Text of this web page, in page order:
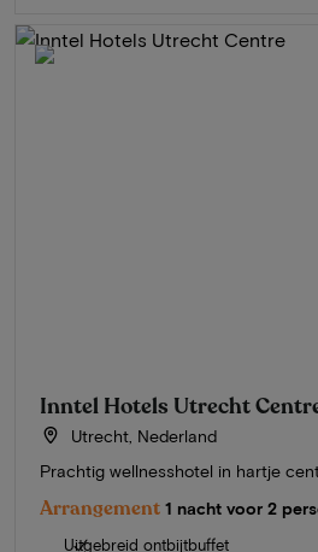
Inntel Hotels Utrecht
Utrecht, Nederland
Prachtig wellnesshotel in hartje
Arrangement 1 nacht voor 2
Uitgebreid ontbijtbuffet